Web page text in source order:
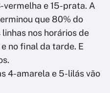
vermelha e 15-prata. A
que 80% do
nos horários de
no final da tarde. E
4-amarela e 5-lilás vão